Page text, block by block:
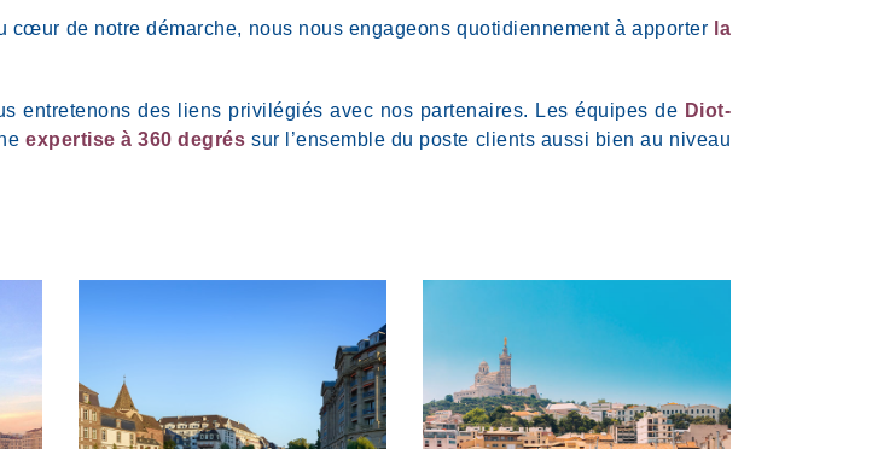
de notre démarche, nous nous engageons quotidiennement à apporter la
entretenons des liens privilégiés avec nos partenaires. Les équipes de Diot-
expertise à 360 degrés sur l’ensemble du poste clients aussi bien au niveau